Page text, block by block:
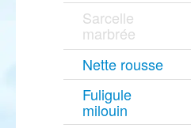
Sarcelle
marbrée
Nette rousse
Fuligule
milouin